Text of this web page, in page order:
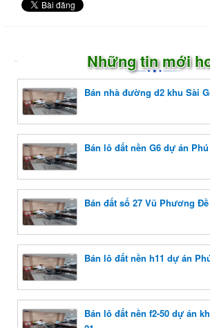
Những tin mới
Bán nhà đường d2 khu Sài
Bán lô đất nền G6 dự án Phú
Bán đất số 27 Vũ Phương Đề
Bán lô đất nền h11 dự án
Bán lô đất nền f2-50 dự án